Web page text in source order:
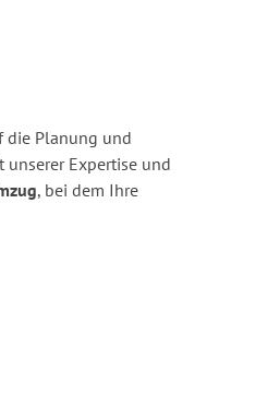
die Planung und
Expertise und
, bei dem Ihre